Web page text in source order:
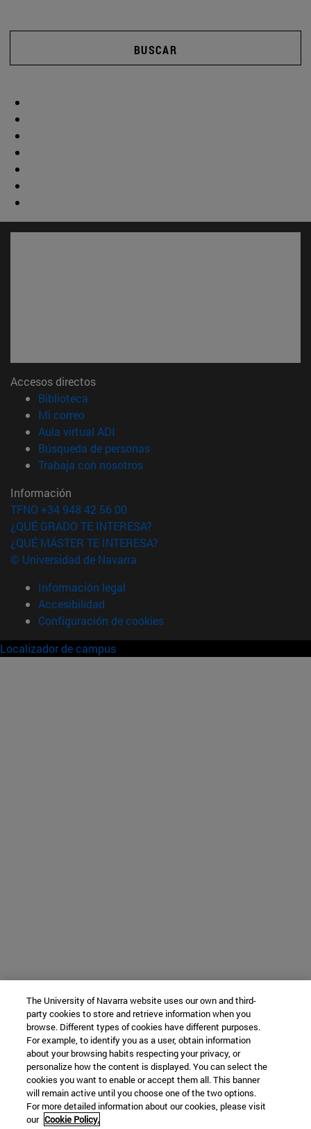
BUSCAR
Accesos directos
Biblioteca
Mi correo(abre en nueva ventana)
Aula virtual ADI
Búsqueda de personas(abre en nueva ventana)
Trabaja con nosotros(abre en nueva ventana)
Información
TFNO +34 948 42 56 00
¿QUÉ GRADO TE INTERESA?
¿QUÉ MÁSTER TE INTERESA?
© Universidad de Navarra
Información legal
Accesibilidad
Configuración de cookies
Localizador de campus
The University of Navarra website uses our own and third-
party cookies to store and retrieve information when you
browse. Different types of cookies have different purposes.
For example, to identify you as a user, obtain information
about your browsing habits respecting your privacy, or
personalize how the content is displayed. You can select the
cookies you want to enable or accept them all. This banner
will remain active until you choose one of the two options.
For more detailed information about our cookies, please visit
our Cookie Policy.